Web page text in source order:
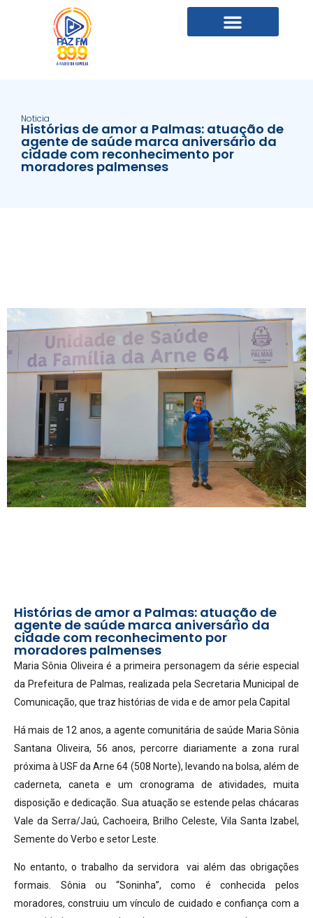
Noticia
Histórias de amor a Palmas: atuação de
agente de saúde marca aniversário da
cidade com reconhecimento por
moradores palmenses
Histórias de amor a Palmas: atuação de
agente de saúde marca aniversário da
cidade com reconhecimento por
moradores palmenses
Maria Sônia Oliveira é a primeira personagem da série especial
da Prefeitura de Palmas, realizada pela Secretaria Municipal de
Comunicação, que traz histórias de vida e de amor pela Capital
Há mais de 12 anos, a agente comunitária de saúde Maria Sônia
Santana Oliveira, 56 anos, percorre diariamente a zona rural
próxima à USF da Arne 64 (508 Norte), levando na bolsa, além de
caderneta, caneta e um cronograma de atividades, muita
disposição e dedicação. Sua atuação se estende pelas chácaras
Vale da Serra/Jaú, Cachoeira, Brilho Celeste, Vila Santa Izabel,
Semente do Verbo e setor Leste.
No entanto, o trabalho da servidora vai além das obrigações
formais. Sônia ou “Soninha”, como é conhecida pelos
moradores, construiu um vínculo de cuidado e confiança com a